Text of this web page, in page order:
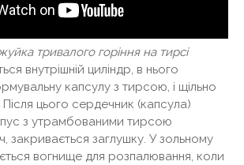
тривалого горіння на тирсі
внутрішній циліндр, в нього
капсулу з тирсою, і щільно
цього сердечник (капсула)
з утрамбованими тирсою
закривається заглушку. У зольному
вогнище для розпалювання, коли